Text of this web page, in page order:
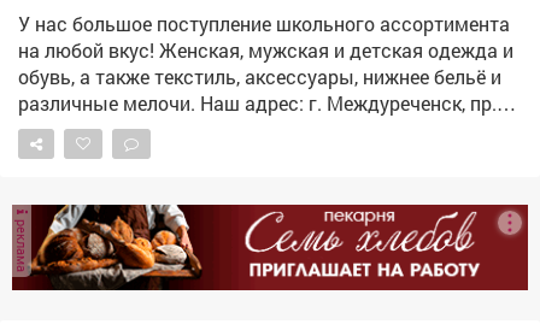
У нас большое поступление школьного ассортимента
на любой вкус! Женская, мужская и детская одежда и
обувь, а также текстиль, аксессуары, нижнее бельё и
различные мелочи. Наш адрес: г. Междуреченск, пр.
Строителей, 48/3
реклама